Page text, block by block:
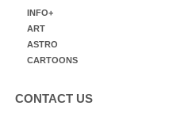
INFO+
ART
ASTRO
CARTOONS
CONTACT US